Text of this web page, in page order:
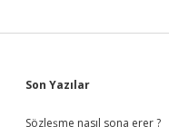
Sidebar
Son Yazılar
Sözleşme nasıl sona erer ?